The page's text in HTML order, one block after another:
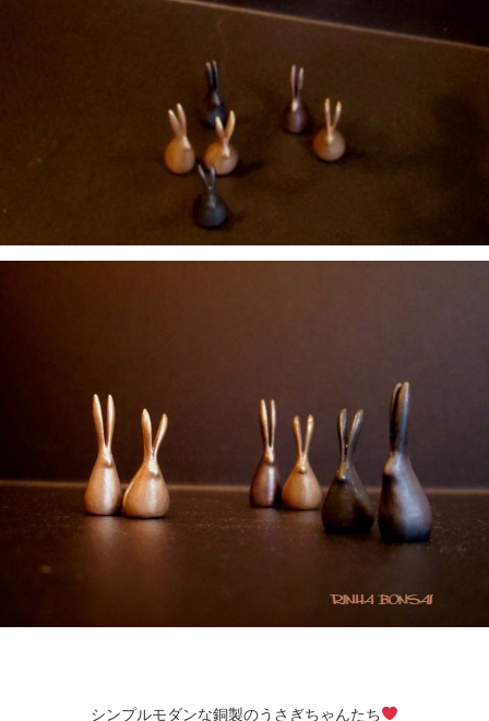
シンプルモダンな銅製のうさぎちゃんたち